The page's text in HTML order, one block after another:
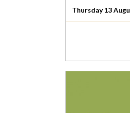
Thursday 13